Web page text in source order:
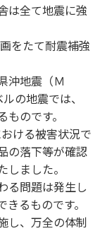
は全て地震に強
をたて耐震補強
沖地震（Ｍ
の地震では、
のです。
ける被害状況で
の落下等が確認
ました。
る問題は発生し
るものです。
し、万全の体制